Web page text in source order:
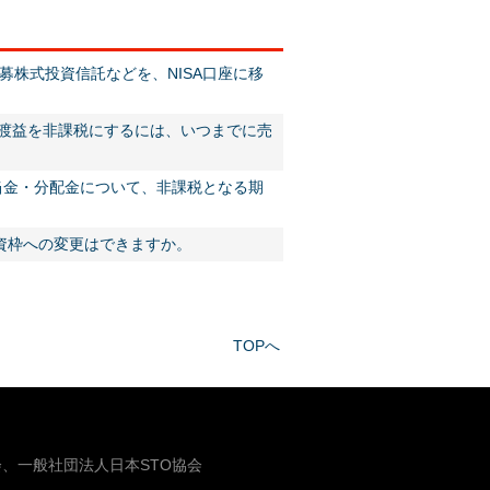
株式投資信託などを、NISA口座に移
益を非課税にするには、いつまでに売
・分配金について、非課税となる期
への変更はできますか。
TOPへ
一般社団法人日本STO協会